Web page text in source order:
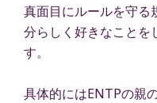
真面目にルールを守る
分らしく好きなことを
す。
具体的にはENTPの親